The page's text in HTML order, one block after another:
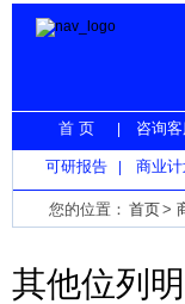
首 页 咨询客
可研报告 商业计
您的位置： 首页>
其他位列